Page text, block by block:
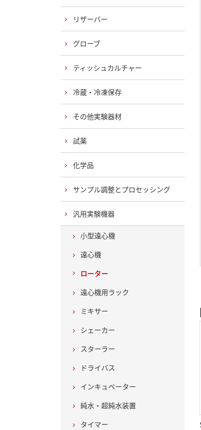
リザーバー
グローブ
ティッシュカルチャー
冷蔵・冷凍保存
その他実験器材
試薬
化学品
サンプル調整とプロセッシング
汎用実験機器
小型遠心機
遠心機
ローター
遠心機用ラック
ミキサー
シェーカー
スターラー
ドライバス
インキュベーター
純水・超純水装置
タイマー